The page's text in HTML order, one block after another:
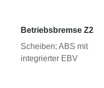
Betriebsbremse Z2
Scheiben; ABS mit
integrierter EBV